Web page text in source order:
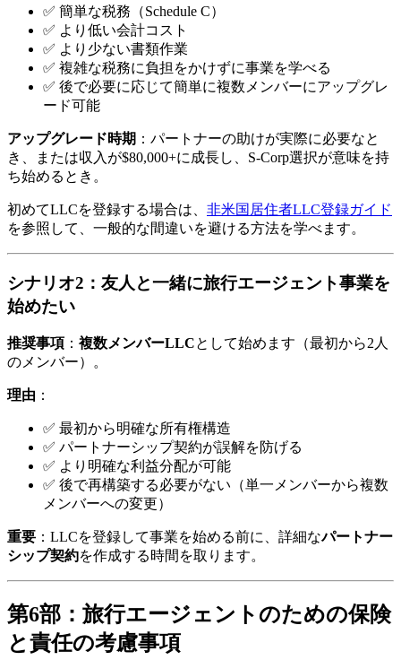
✅ 簡単な税務（Schedule C）
✅ より低い会計コスト
✅ より少ない書類作業
✅ 複雑な税務に負担をかけずに事業を学べる
✅ 後で必要に応じて簡単に複数メンバーにアップグレ
ード可能
アップグレード時期 ：パートナーの助けが実際に必要なと
き、または収入が$80,000+に成長し、S-Corp選択が意味を持
ち始めるとき。
初めてLLCを登録する場合は、 非米国居住者LLC登録ガイド
を参照して、一般的な間違いを避ける方法を学べます。
シナリオ2：友人と一緒に旅行エージェント事業を
始めたい
推奨事項 ： 複数メンバーLLCとして始めます（最初から2人
のメンバー）。
理由 ：
✅ 最初から明確な所有権構造
✅ パートナーシップ契約が誤解を防げる
✅ より明確な利益分配が可能
✅ 後で再構築する必要がない（単一メンバーから複数
メンバーへの変更）
重要 ：LLCを登録して事業を始める前に、詳細なパートナー
シップ契約を作成する時間を取ります。
第6部：旅行エージェントのための保険
と責任の考慮事項